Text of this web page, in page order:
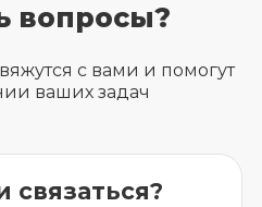
вопросы?
с вами и помогут
ваших задач
связаться?